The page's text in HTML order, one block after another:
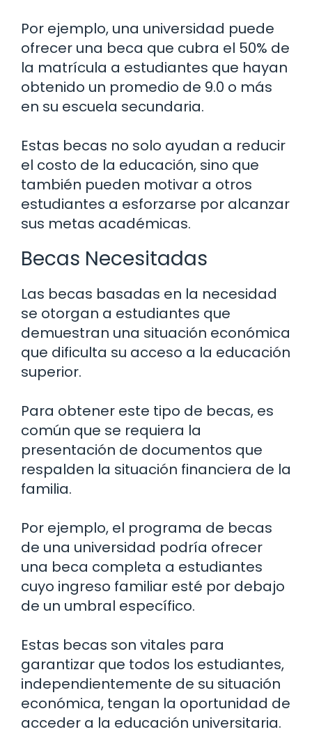
Por ejemplo, una universidad puede
ofrecer una beca que cubra el 50% de
la matrícula a estudiantes que hayan
obtenido un promedio de 9.0 o más
en su escuela secundaria.
Estas becas no solo ayudan a reducir
el costo de la educación, sino que
también pueden motivar a otros
estudiantes a esforzarse por alcanzar
sus metas académicas.
Becas Necesitadas
Las becas basadas en la necesidad
se otorgan a estudiantes que
demuestran una situación económica
que dificulta su acceso a la educación
superior.
Para obtener este tipo de becas, es
común que se requiera la
presentación de documentos que
respalden la situación financiera de la
familia.
Por ejemplo, el programa de becas
de una universidad podría ofrecer
una beca completa a estudiantes
cuyo ingreso familiar esté por debajo
de un umbral específico.
Estas becas son vitales para
garantizar que todos los estudiantes,
independientemente de su situación
económica, tengan la oportunidad de
acceder a la educación universitaria.